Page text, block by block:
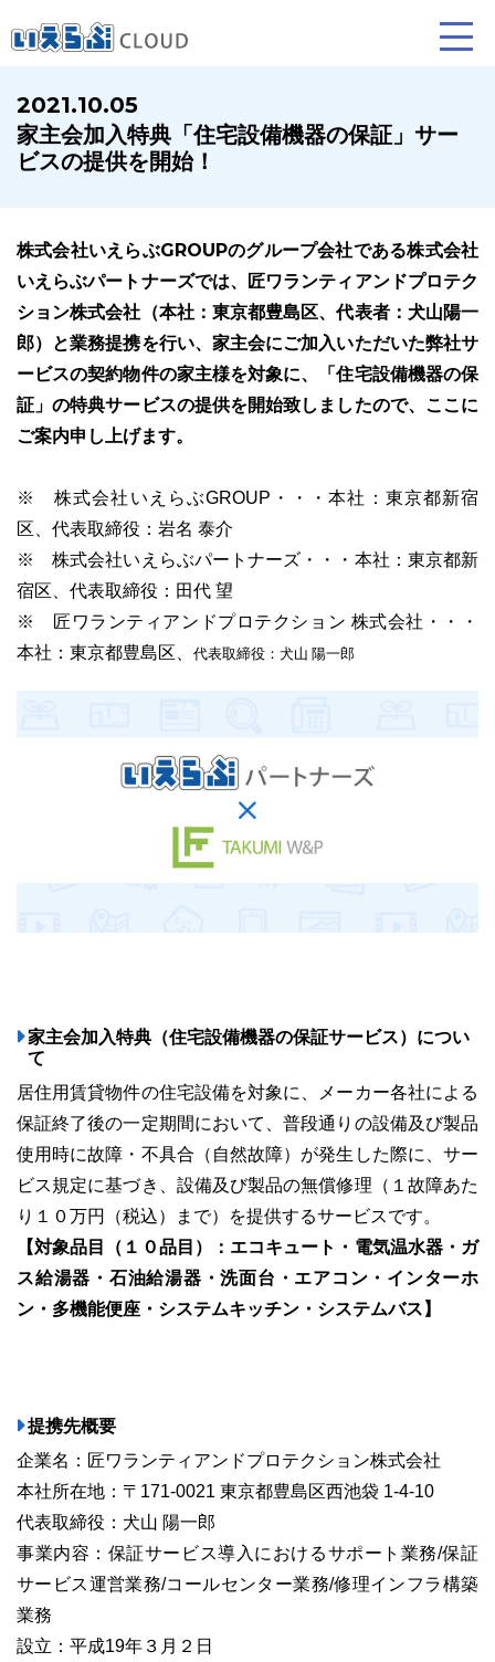
賃貸仲介 売買仲介
ホームページ制作について
ユーザーインタビュー ホームページ制作実績
お役立ちブログ
03-6689-1791
2021.10.05
家主会加入特典「住宅設備機器の保証」サー
ビスの提供を開始！
株式会社いえらぶGROUPのグループ会社である株式会社
いえらぶパートナーズでは、匠ワランティアンドプロテク
ション株式会社（本社：東京都豊島区、代表者：犬山陽一
郎）と業務提携を行い、家主会にご加入いただいた弊社サ
ービスの契約物件の家主様を対象に、「住宅設備機器の保
証」の特典サービスの提供を開始致しましたので、ここに
ご案内申し上げます。
※ 株式会社いえらぶGROUP・・・本社：東京都新宿
区、代表取締役：岩名 泰介
※ 株式会社いえらぶパートナーズ・・・本社：東京都新
宿区、代表取締役：田代 望
※ 匠ワランティアンドプロテクション 株式会社・・・
本社：東京都豊島区、 代表取締役 ：犬山 陽一郎
家主会加入特典（住宅設備機器の保証サービス）につい
て
居住用賃貸物件の住宅設備を対象に、メーカー各社による
保証終了後の一定期間において、普段通りの設備及び製品
使用時に故障・不具合（自然故障）が発生した際に、サー
ビス規定に基づき、設備及び製品の無償修理（１故障あた
り１０万円（税込）まで）を提供するサービスです。
【対象品目（１０品目）：エコキュート・電気温水器・ガ
ス給湯器・石油給湯器・洗面台・エアコン・インターホ
ン・多機能便座・システムキッチン・システムバス】
提携先概要
企業名：匠ワランティアンドプロテクション株式会社
本社所在地：〒171-0021 東京都豊島区西池袋 1-4-10
代表取締役：犬山 陽一郎
事業内容：保証サービス導入におけるサポート業務/保証
サービス運営業務/コールセンター業務/修理インフラ構築
業務
設立：平成19年３月２日